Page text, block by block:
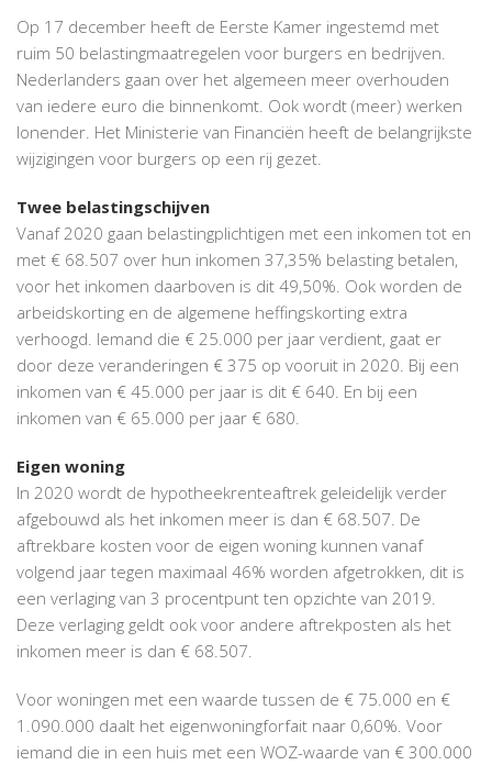
2020
Op 17 december heeft de Eerste Kamer ingestemd met
ruim 50 belastingmaatregelen voor burgers en bedrijven.
Nederlanders gaan over het algemeen meer overhouden
van iedere euro die binnenkomt. Ook wordt (meer) werken
lonender. Het Ministerie van Financiën heeft de belangrijkste
wijzigingen voor burgers op een rij gezet.
Twee belastingschijven
Vanaf 2020 gaan belastingplichtigen met een inkomen tot en
met € 68.507 over hun inkomen 37,35% belasting betalen,
voor het inkomen daarboven is dit 49,50%. Ook worden de
arbeidskorting en de algemene heffingskorting extra
verhoogd. Iemand die € 25.000 per jaar verdient, gaat er
door deze veranderingen € 375 op vooruit in 2020. Bij een
inkomen van € 45.000 per jaar is dit € 640. En bij een
inkomen van € 65.000 per jaar € 680.
Eigen woning
In 2020 wordt de hypotheekrenteaftrek geleidelijk verder
afgebouwd als het inkomen meer is dan € 68.507. De
aftrekbare kosten voor de eigen woning kunnen vanaf
volgend jaar tegen maximaal 46% worden afgetrokken, dit is
een verlaging van 3 procentpunt ten opzichte van 2019.
Deze verlaging geldt ook voor andere aftrekposten als het
inkomen meer is dan € 68.507.
Voor woningen met een waarde tussen de € 75.000 en €
1.090.000 daalt het eigenwoningforfait naar 0,60%. Voor
iemand die in een huis met een WOZ-waarde van € 300.000